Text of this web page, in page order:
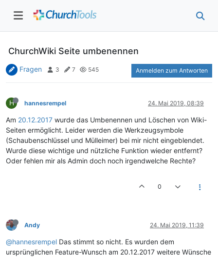
ChurchWiki Seite umbenennen
Fragen 3 7 545 Anmelden zum Antworten
H hannesrempel 24. Mai 2019, 08:39
Am 20.12.2017 wurde das Umbenennen und Löschen von Wiki-
Seiten ermöglicht. Leider werden die Werkzeugsymbole
(Schaubenschlüssel und Mülleimer) bei mir nicht eingeblendet.
Wurde diese wichtige und nützliche Funktion wieder entfernt?
Oder fehlen mir als Admin doch noch irgendwelche Rechte?
0
Andy 24. Mai 2019, 11:39
@hannesrempel Das stimmt so nicht. Es wurden dem
ursprünglichen Feature-Wunsch am 20.12.2017 weitere Wünsche